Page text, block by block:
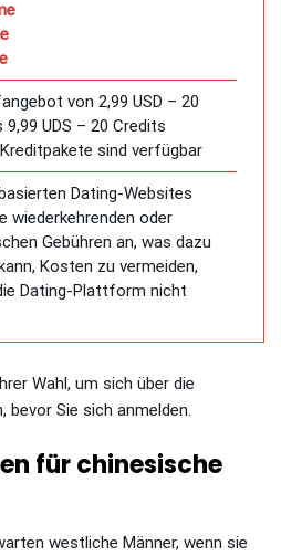
von 2,99 USD – 20
UDS – 20 Credits
sind verfügbar
Dating-Websites
wiederkehrenden oder
Gebühren an, was dazu
Kosten zu vermeiden,
Dating-Plattform nicht
Wahl, um sich über die
bevor Sie sich anmelden.
für chinesische
westliche Männer, wenn sie